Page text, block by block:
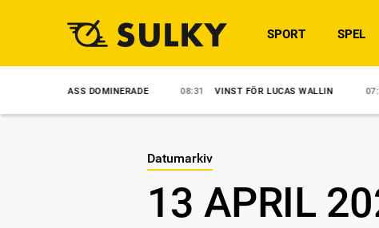
SPORT SPEL
MASS DOMINERADE 08:31 VINST FÖR LUCAS WALLIN 07:57
Datumarkiv
13 APRIL